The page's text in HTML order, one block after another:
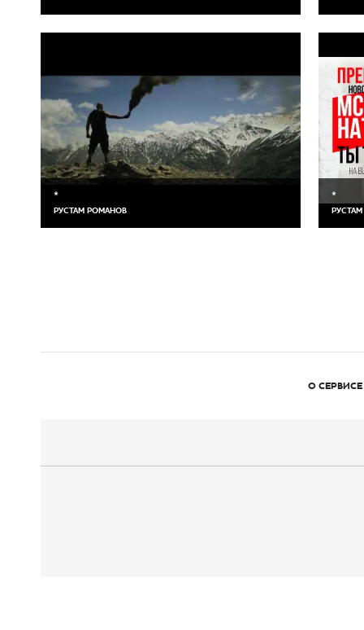
*
РУСТАМ РОМАНОВ
*
О СЕРВИСЕ